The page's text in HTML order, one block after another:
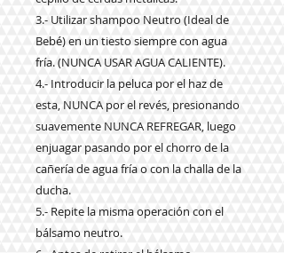
3.- Utilizar shampoo Neutro (Ideal de
Bebé) en un tiesto siempre con agua
fría. (NUNCA USAR AGUA CALIENTE).
4.- Introducir la peluca por el haz de
esta, NUNCA por el revés, presionando
suavemente NUNCA REFREGAR, luego
enjuagar pasando por el chorro de la
cañería de agua fría o con la challa de la
ducha.
5.- Repite la misma operación con el
bálsamo neutro.